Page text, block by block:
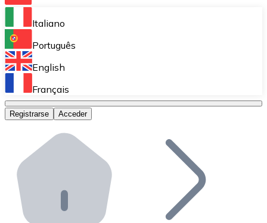
Bitnovo Ramp
Integra nuestra solución en tu plataforma.
Bitnovo Giftcards
Bitnovo OTC
Bitnovo ATM
Integra un ATM Bitnovo en tu negocio y permite que
Bitnovo API
Integra nuestra API en tu ecosistema.
Italiano
Português
English
Français
Registrarse Acceder